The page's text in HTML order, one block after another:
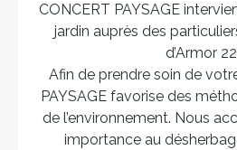
CONCERT PAYSAGE
jardin auprès des
d’Armor
Afin de prendre soin de
PAYSAGE favorise des
de l’environnement. Nous
importance au